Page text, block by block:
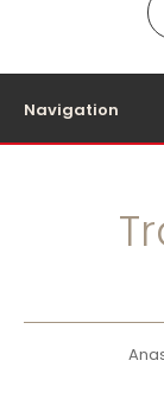
Navigation